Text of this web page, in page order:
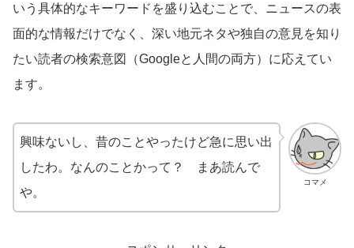
いう具体的なキーワードを盛り込むことで、ニュースの表
面的な情報だけでなく、深い地元ネタや独自の意見を知り
たい読者の検索意図（Googleと人間の両方）に応えてい
ます。
コマメ
興味ないし、昔のことやったけど急に思い出
したわ。なんのことかって？ まあ読んで
や。